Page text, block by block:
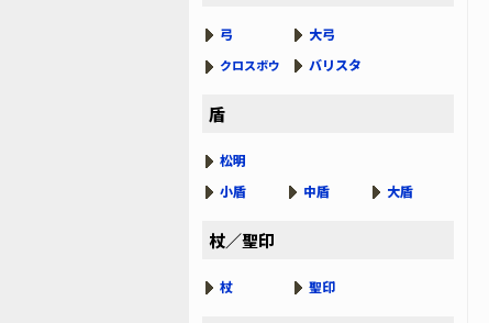
弓 大弓
クロスボウ バリスタ
盾
松明
小盾
中盾 大盾
杖／聖印
杖 聖印